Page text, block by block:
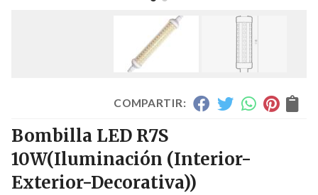
COMPARTIR:
Bombilla LED R7S
10W(Iluminación (Interior-
Exterior-Decorativa))